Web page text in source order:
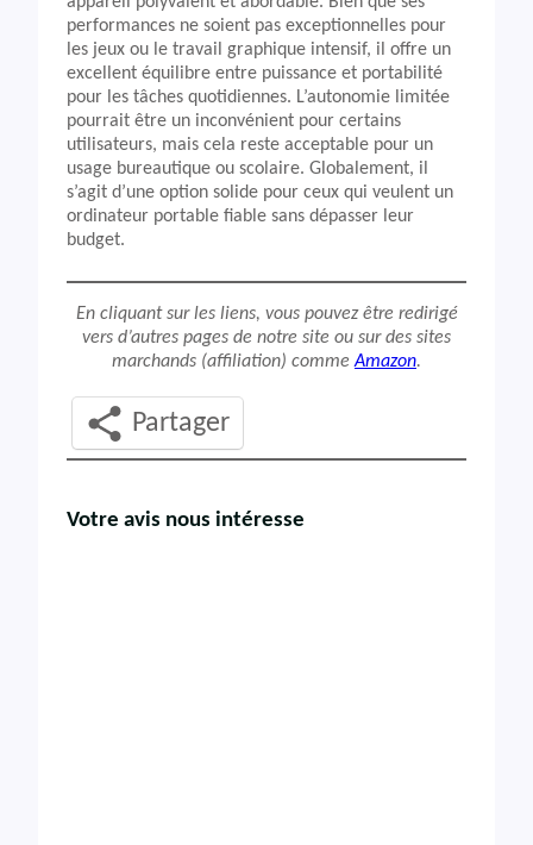
performances ne soient pas exceptionnelles pour
les jeux ou le travail graphique intensif, il offre un
excellent équilibre entre puissance et portabilité
pour les tâches quotidiennes. L’autonomie limitée
pourrait être un inconvénient pour certains
utilisateurs, mais cela reste acceptable pour un
usage bureautique ou scolaire. Globalement, il
s’agit d’une option solide pour ceux qui veulent un
ordinateur portable fiable sans dépasser leur
budget.
En cliquant sur les liens, vous pouvez être redirigé
vers d’autres pages de notre site ou sur des sites
marchands (affiliation) commeAmazon.
Partager
Votre avis nous intéresse